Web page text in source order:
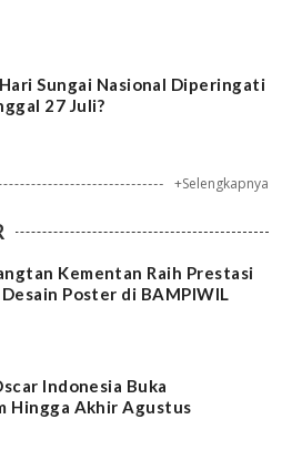
Sungai Nasional Diperingati
27 Juli?
+Selengkapnya
Kementan Raih Prestasi
Poster di BAMPIWIL
Indonesia Buka
Hingga Akhir Agustus